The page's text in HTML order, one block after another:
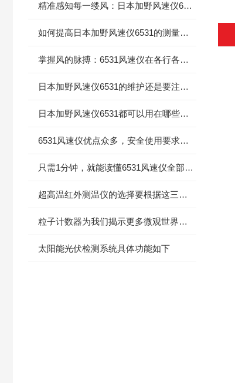
精准感知每一缕风：日本加野风速仪6531的多场景应用价值
如何提高日本加野风速仪6531的测量精度？
掌握风的脉搏：6531风速仪在各行各业的应用解析
日本加野风速仪6531的维护还是要注意以下几点
日本加野风速仪6531都可以用在哪些场合？
6531风速仪优点众多，安全使用要求一定不能少
只需1分钟，就能读懂6531风速仪全部知识
超高温红外测温仪的选择要根据这三个方面
粒子计数器为我们揭示更多微观世界的奥秘
太阳能光伏检测系统具体功能如下